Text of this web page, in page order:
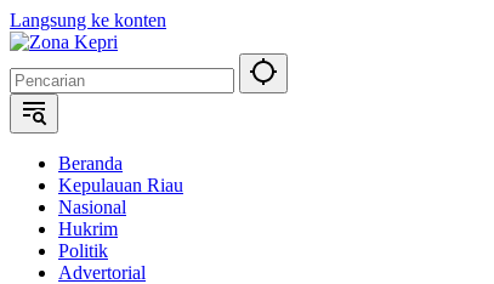
Langsung ke konten
Beranda
Kepulauan Riau
Nasional
Hukrim
Politik
Advertorial